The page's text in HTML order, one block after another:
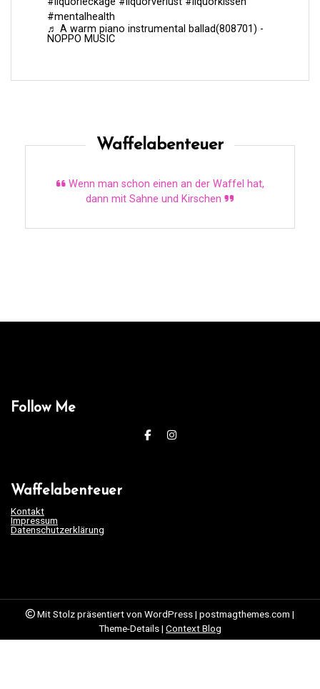
#mentalhealth
♬ A warm piano instrumental ballad(808701) -
NOPPO MUSIC
Waffelabenteuer
Wenn man schon einen an der Waffel hat,
dann mit Sahne und Kirschen
Follow Me
Waffelabenteuer
Kontakt
Impressum
Datenschutzerklärung
Mit Stolz präsentiert von WordPress| postmagthemes.com |
Theme-Details| Context Blog